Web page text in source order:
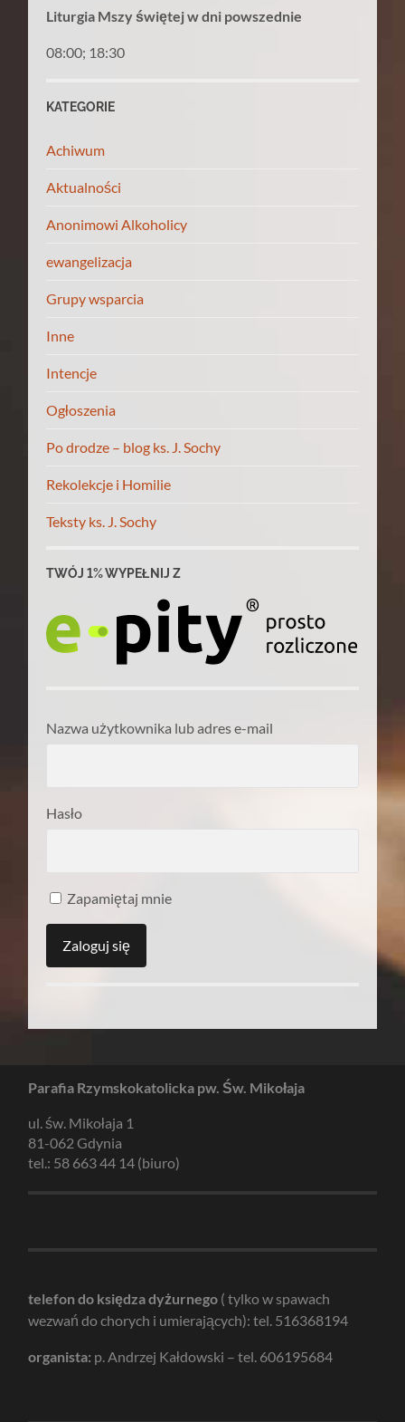
Liturgia Mszy świętej w dni powszednie
08:00; 18:30
KATEGORIE
Achiwum
Aktualności
Anonimowi Alkoholicy
ewangelizacja
Grupy wsparcia
Inne
Intencje
Ogłoszenia
Po drodze – blog ks. J. Sochy
Rekolekcje i Homilie
Teksty ks. J. Sochy
TWÓJ 1% WYPEŁNIJ Z
Nazwa użytkownika lub adres e-mail
Hasło
Zapamiętaj mnie
Parafia Rzymskokatolicka pw. Św. Mikołaja
ul. św. Mikołaja 1
81-062 Gdynia
tel.: 58 663 44 14 (biuro)
telefon do księdza dyżurnego ( tylko w spawach
wezwań do chorych i umierających): tel. 516368194
organista: p. Andrzej Kałdowski – tel. 606195684